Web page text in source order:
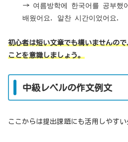
→ 여름방학에 한국어를 공부했
배웠어요. 알찬 시간이었어요.
初心者は短い文章でも構いませんの
ことを意識しましょう。
中級レベルの作文例文
ここからは提出課題にも活用しやすい